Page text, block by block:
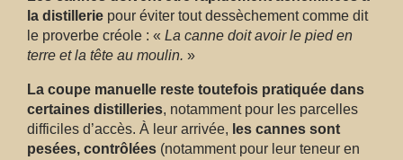
la distillerie pour éviter tout dessèchement comme dit
le proverbe créole : « La canne doit avoir le pied en
terre et la tête au moulin. »
La coupe manuelle reste toutefois pratiquée dans
certaines distilleries, notamment pour les parcelles
difficiles d’accès. À leur arrivée, les cannes sont
pesées, contrôlées (notamment pour leur teneur en